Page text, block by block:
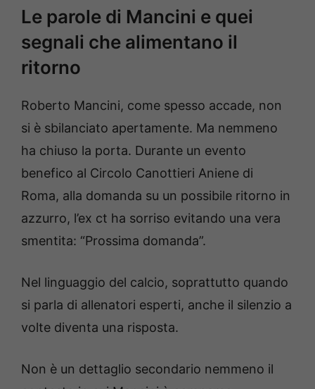
Le parole di Mancini e quei
segnali che alimentano il
ritorno
Roberto Mancini, come spesso accade, non
si è sbilanciato apertamente. Ma nemmeno
ha chiuso la porta. Durante un evento
benefico al Circolo Canottieri Aniene di
Roma, alla domanda su un possibile ritorno in
azzurro, l’ex ct ha sorriso evitando una vera
smentita: “Prossima domanda”.
Nel linguaggio del calcio, soprattutto quando
si parla di allenatori esperti, anche il silenzio a
volte diventa una risposta.
Non è un dettaglio secondario nemmeno il